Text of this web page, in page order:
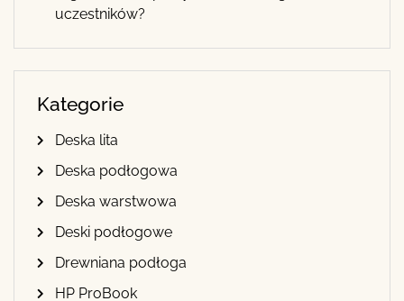
uczestników?
Kategorie
Deska lita
Deska podłogowa
Deska warstwowa
Deski podłogowe
Drewniana podłoga
HP ProBook